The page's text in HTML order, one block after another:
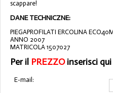
scappare!
DANE TECHNICZNE:
PIEGAPROFILATI ERCOLINA
ANNO 2007
MATRICOLA 1507027
Per il PREZZOinserisci
E-mail: